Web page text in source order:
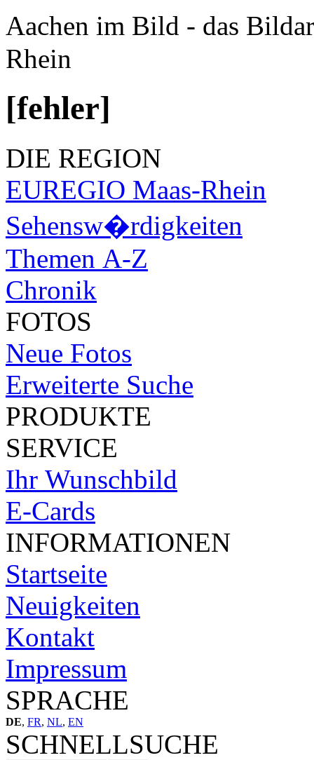
Aachen im Bild - das
Rhein
[fehler]
DIE REGION
EUREGIO Maas-Rhein
Sehensw�rdigkeiten
Themen A-Z
Chronik
FOTOS
Neue Fotos
Erweiterte Suche
PRODUKTE
SERVICE
Ihr Wunschbild
E-Cards
INFORMATIONEN
Startseite
Neuigkeiten
Kontakt
Impressum
SPRACHE
DE, FR, NL, EN
SCHNELLSUCHE